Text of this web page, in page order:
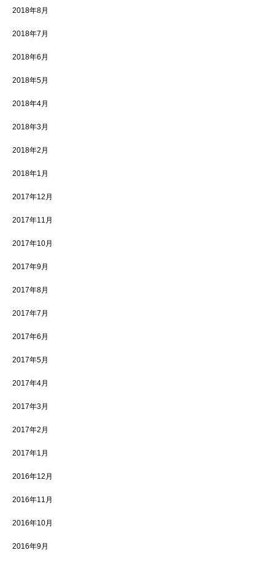
2018年8月
2018年7月
2018年6月
2018年5月
2018年4月
2018年3月
2018年2月
2018年1月
2017年12月
2017年11月
2017年10月
2017年9月
2017年8月
2017年7月
2017年6月
2017年5月
2017年4月
2017年3月
2017年2月
2017年1月
2016年12月
2016年11月
2016年10月
2016年9月